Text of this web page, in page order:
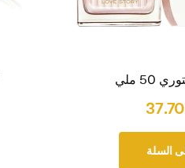
ملي
السلة